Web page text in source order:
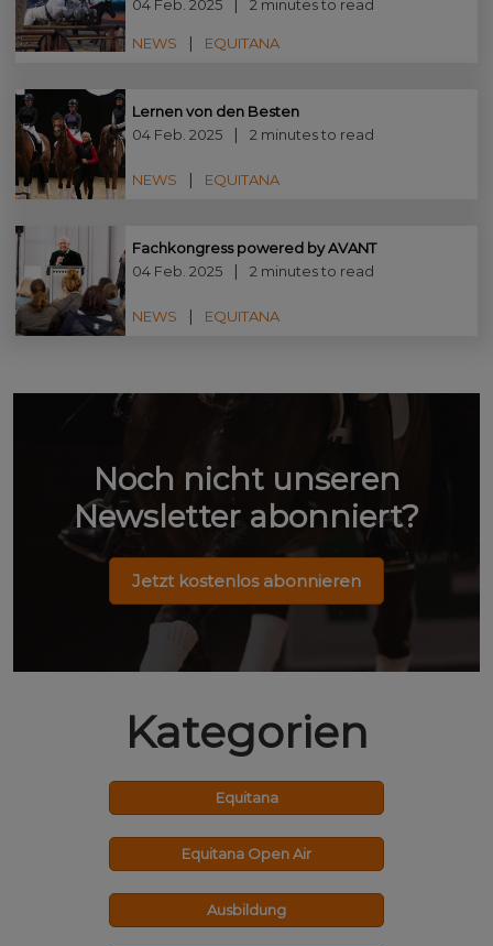
04 Feb. 2025 2 minutes to read
NEWS EQUITANA
Lernen von den Besten
04 Feb. 2025
2 minutes to read
NEWS EQUITANA
Fachkongress powered by AVANT
04 Feb. 2025
2 minutes to read
NEWS EQUITANA
Noch nicht unseren
Newsletter abonniert?
Jetzt kostenlos abonnieren
Kategorien
Equitana
Equitana Open Air
Ausbildung